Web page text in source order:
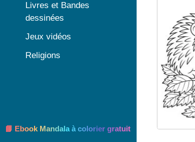
Livres et Bandes
dessinées
Jeux vidéos
Religions
📘 Ebook Mandala à colorier gratuit